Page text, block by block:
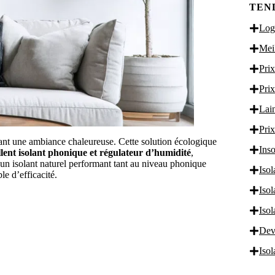
une ambiance chaleureuse. Cette solution écologique
isolant phonique et régulateur d’humidité,
isolant naturel performant tant au niveau phonique
d’efficacité.